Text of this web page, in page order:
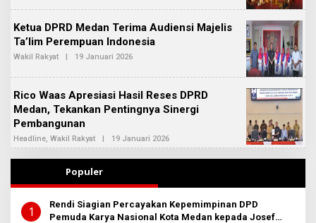
K
I
2
E
R
E
D
S
2
Ketua DPRD Medan Terima Audiensi Majelis
Ta’lim Perempuan Indonesia
Wakil Rakyat | 19 Januari 2026
E
R
E
D
K
S
Rico Waas Apresiasi Hasil Reses DPRD
Medan, Tekankan Pentingnya Sinergi
Pembangunan
Headline, Wakil Rakyat | 19 Januari 2026
L
E
D
I
N
Populer
1
Rendi Siagian Percayakan Kepemimpinan DPD
Pemuda Karya Nasional Kota Medan kepada Josef